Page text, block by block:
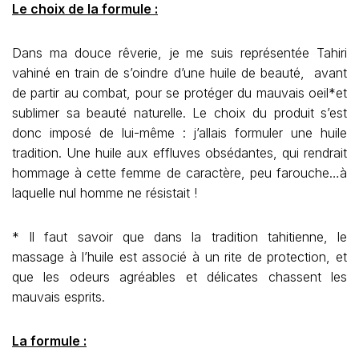
Le choix de la formule :
Dans ma douce rêverie, je me suis représentée Tahiri
vahiné en train de s’oindre d’une huile de beauté, avant
de partir au combat, pour se protéger du mauvais oeil*et
sublimer sa beauté naturelle. Le choix du produit s’est
donc imposé de lui-même : j’allais formuler une huile
tradition. Une huile aux effluves obsédantes, qui rendrait
hommage à cette femme de caractère, peu farouche…à
laquelle nul homme ne résistait !
* Il faut savoir que dans la tradition tahitienne, le
massage à l’huile est associé à un rite de protection, et
que les odeurs agréables et délicates chassent les
mauvais esprits.
La formule :